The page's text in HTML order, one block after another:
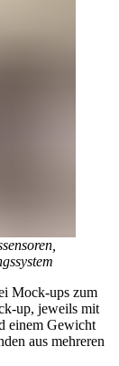
Mock-ups zum
up, jeweils mit
einem Gewicht
aus mehreren